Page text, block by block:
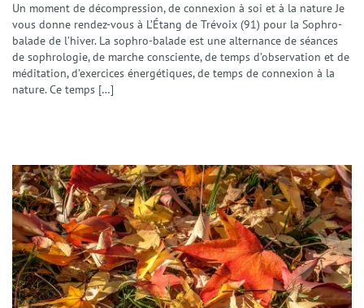
Un moment de décompression, de connexion à soi et à la nature Je
vous donne rendez-vous à L’Étang de Trévoix (91) pour la Sophro-
balade de l’hiver. La sophro-balade est une alternance de séances
de sophrologie, de marche consciente, de temps d’observation et de
méditation, d’exercices énergétiques, de temps de connexion à la
nature. Ce temps […]